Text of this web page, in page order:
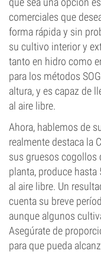
comerciales que
forma rápida y sin
su cultivo interior y
tanto en hidro como
para los métodos
altura, y es capaz de
al aire libre.
Ahora, hablemos de
realmente destaca la
sus gruesos cogollos
planta, produce
al aire libre. Un
cuenta su breve
aunque algunos
Asegúrate de
para que pueda